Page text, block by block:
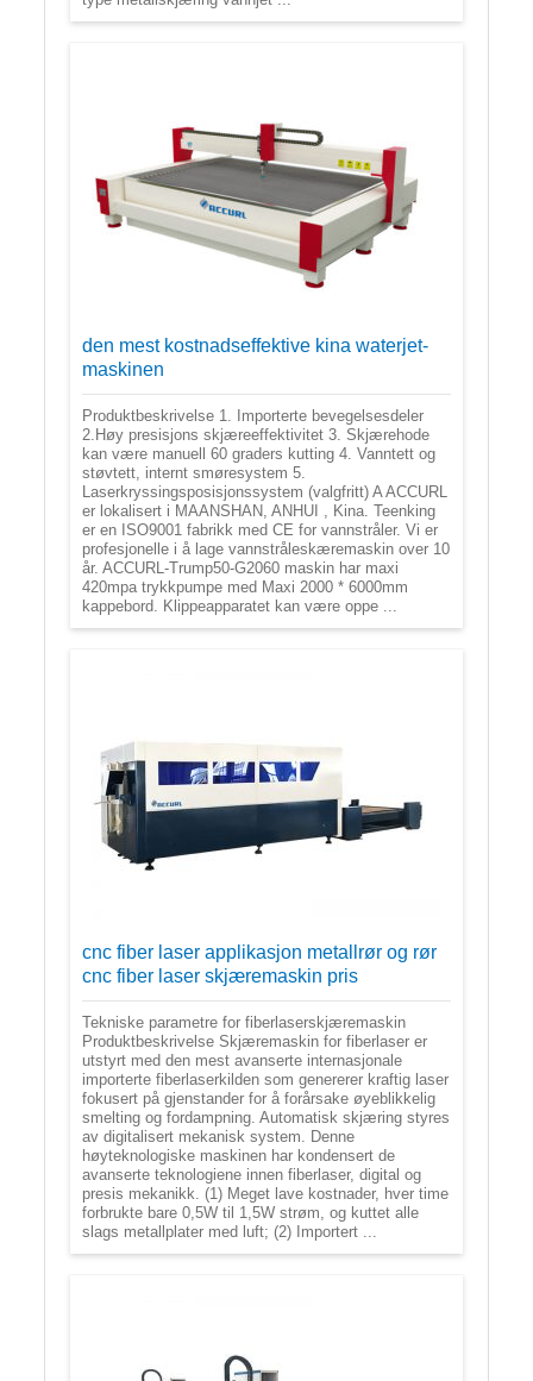
den mest kostnadseffektive kina waterjet-
maskinen
Produktbeskrivelse 1. Importerte bevegelsesdeler
2.Høy presisjons skjæreeffektivitet 3. Skjærehode
kan være manuell 60 graders kutting 4. Vanntett og
støvtett, internt smøresystem 5.
Laserkryssingsposisjonssystem (valgfritt) A ACCURL
er lokalisert i MAANSHAN, ANHUI , Kina. Teenking
er en ISO9001 fabrikk med CE for vannstråler. Vi er
profesjonelle i å lage vannstråleskæremaskin over 10
år. ACCURL-Trump50-G2060 maskin har maxi
420mpa trykkpumpe med Maxi 2000 * 6000mm
kappebord. Klippeapparatet kan være oppe ...
cnc fiber laser applikasjon metallrør og rør
cnc fiber laser skjæremaskin pris
Tekniske parametre for fiberlaserskjæremaskin
Produktbeskrivelse Skjæremaskin for fiberlaser er
utstyrt med den mest avanserte internasjonale
importerte fiberlaserkilden som genererer kraftig laser
fokusert på gjenstander for å forårsake øyeblikkelig
smelting og fordampning. Automatisk skjæring styres
av digitalisert mekanisk system. Denne
høyteknologiske maskinen har kondensert de
avanserte teknologiene innen fiberlaser, digital og
presis mekanikk. (1) Meget lave kostnader, hver time
forbrukte bare 0,5W til 1,5W strøm, og kuttet alle
slags metallplater med luft; (2) Importert ...